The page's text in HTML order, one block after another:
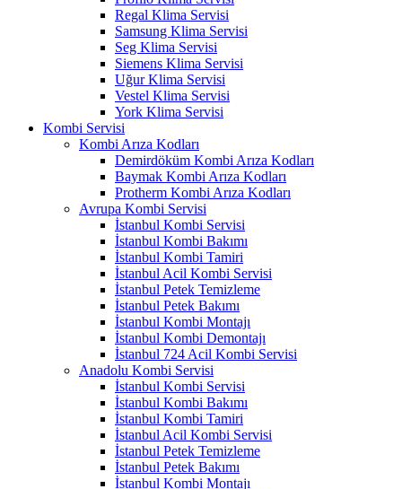
Regal Klima Servisi
Samsung Klima Servisi
Seg Klima Servisi
Siemens Klima Servisi
Uğur Klima Servisi
Vestel Klima Servisi
York Klima Servisi
Kombi Servisi
Kombi Arıza Kodları
Demirdöküm Kombi Arıza Kodları
Baymak Kombi Arıza Kodları
Protherm Kombi Arıza Kodları
Avrupa Kombi Servisi
İstanbul Kombi Servisi
İstanbul Kombi Bakımı
İstanbul Kombi Tamiri
İstanbul Acil Kombi Servisi
İstanbul Petek Temizleme
İstanbul Petek Bakımı
İstanbul Kombi Montajı
İstanbul Kombi Demontajı
İstanbul 724 Acil Kombi Servisi
Anadolu Kombi Servisi
İstanbul Kombi Servisi
İstanbul Kombi Bakımı
İstanbul Kombi Tamiri
İstanbul Acil Kombi Servisi
İstanbul Petek Temizleme
İstanbul Petek Bakımı
İstanbul Kombi Montajı